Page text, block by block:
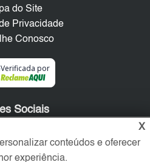
do Site
Privacidade
Conosco
Verificada por
Sociais
X
conteúdos e oferecer
experiência.